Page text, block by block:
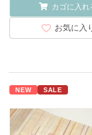
カゴに入れ
お気に入
NEW SALE